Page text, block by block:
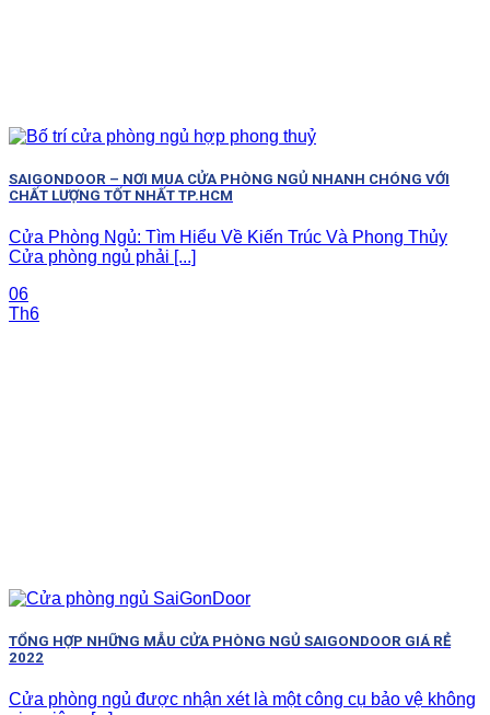
SAIGONDOOR – NƠI MUA CỬA PHÒNG NGỦ NHANH CHÓNG VỚI
CHẤT LƯỢNG TỐT NHẤT TP.HCM
Cửa Phòng Ngủ: Tìm Hiểu Về Kiến Trúc Và Phong Thủy
Cửa phòng ngủ phải [...]
06
Th6
TỔNG HỢP NHỮNG MẪU CỬA PHÒNG NGỦ SAIGONDOOR GIÁ RẺ
2022
Cửa phòng ngủ được nhận xét là một công cụ bảo vệ không